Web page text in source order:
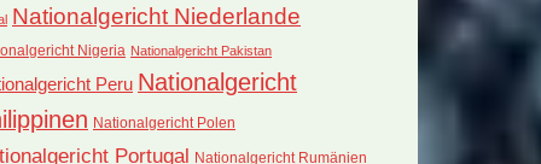
Nationalgericht Niederlande
Nigeria Nationalgericht Pakistan
Peru Nationalgericht
Nationalgericht Polen
Portugal Nationalgericht Rumänien